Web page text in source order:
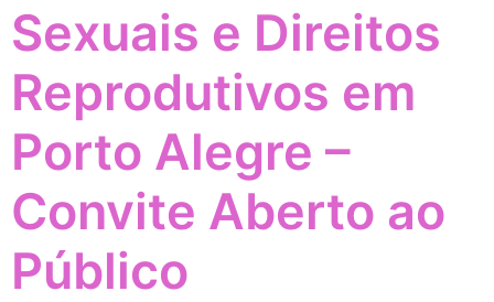
Sexuais e Direitos
Reprodutivos em
Porto Alegre –
Convite Aberto ao
Público